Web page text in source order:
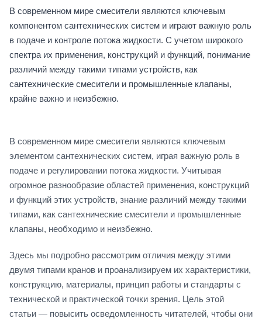
В современном мире смесители являются ключевым
компонентом сантехнических систем и играют важную роль
в подаче и контроле потока жидкости. С учетом широкого
спектра их применения, конструкций и функций, понимание
различий между такими типами устройств, как
сантехнические смесители и промышленные клапаны,
крайне важно и неизбежно.
В современном мире смесители являются ключевым
элементом сантехнических систем, играя важную роль в
подаче и регулировании потока жидкости. Учитывая
огромное разнообразие областей применения, конструкций
и функций этих устройств, знание различий между такими
типами, как сантехнические смесители и промышленные
клапаны, необходимо и неизбежно.
Здесь мы подробно рассмотрим отличия между этими
двумя типами кранов и проанализируем их характеристики,
конструкцию, материалы, принцип работы и стандарты с
технической и практической точки зрения. Цель этой
статьи — повысить осведомленность читателей, чтобы они